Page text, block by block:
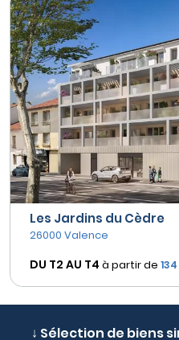
Les Jardins du Cèdre
26000 Valence
DU T2 AU T4 à partir de
↓ Sélection de biens